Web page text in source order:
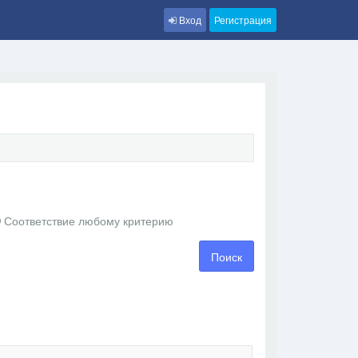
Вход Регистрация
Соответствие любому критерию